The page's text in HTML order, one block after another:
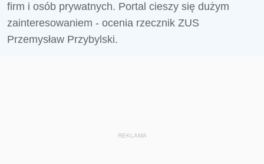
firm i osób prywatnych. Portal cieszy się dużym
zainteresowaniem - ocenia rzecznik ZUS
Przemysław Przybylski.
REKLAMA